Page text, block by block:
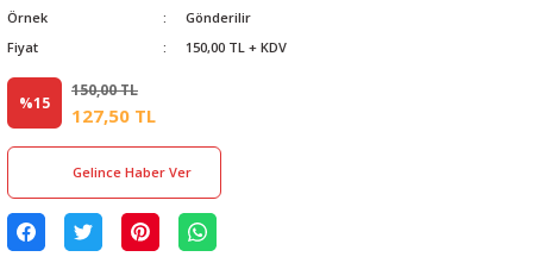
Örnek
Gönderilir
Fiyat
150,00 TL + KDV
%15
150,00 TL
127,50 TL
Gelince Haber Ver